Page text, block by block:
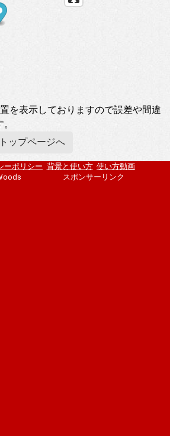
を表示しておりますので誤差や間違
トップページへ
ーポリシー 背景と使い方 使い方動画
スポンサーリンク